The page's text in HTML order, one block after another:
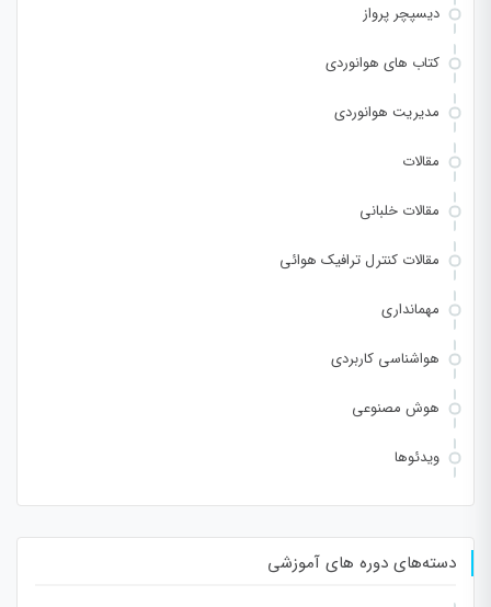
دیسپچر پرواز
کتاب های هوانوردی
مدیریت هوانوردی
مقالات
مقالات خلبانی
مقالات کنترل ترافیک هوائی
مهمانداری
هواشناسی کاربردی
هوش مصنوعی
ویدئوها
دسته‌های دوره های آموزشی